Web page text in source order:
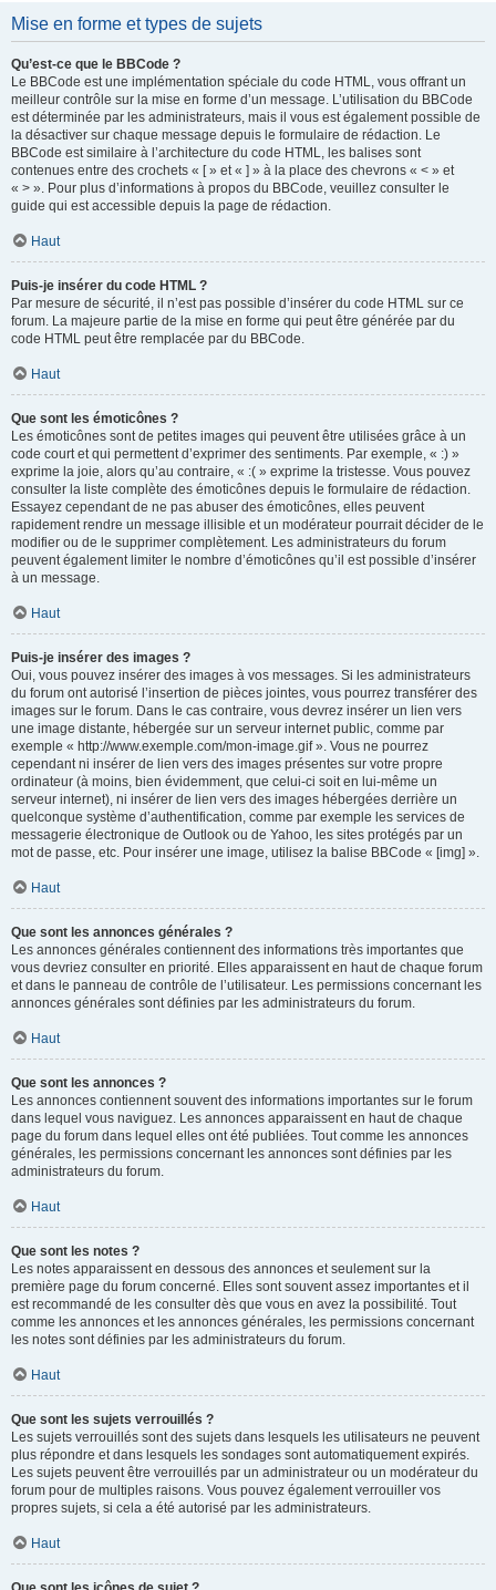
Mise en forme et types de sujets
Qu’est-ce que le BBCode ?
Le BBCode est une implémentation spéciale du code HTML, vous offrant un
meilleur contrôle sur la mise en forme d’un message. L’utilisation du BBCode
est déterminée par les administrateurs, mais il vous est également possible de
la désactiver sur chaque message depuis le formulaire de rédaction. Le
BBCode est similaire à l’architecture du code HTML, les balises sont
contenues entre des crochets « [ » et « ] » à la place des chevrons « < » et
« > ». Pour plus d’informations à propos du BBCode, veuillez consulter le
guide qui est accessible depuis la page de rédaction.
Haut
Puis-je insérer du code HTML ?
Par mesure de sécurité, il n’est pas possible d’insérer du code HTML sur ce
forum. La majeure partie de la mise en forme qui peut être générée par du
code HTML peut être remplacée par du BBCode.
Haut
Que sont les émoticônes ?
Les émoticônes sont de petites images qui peuvent être utilisées grâce à un
code court et qui permettent d’exprimer des sentiments. Par exemple, « :) »
exprime la joie, alors qu’au contraire, « :( » exprime la tristesse. Vous pouvez
consulter la liste complète des émoticônes depuis le formulaire de rédaction.
Essayez cependant de ne pas abuser des émoticônes, elles peuvent
rapidement rendre un message illisible et un modérateur pourrait décider de le
modifier ou de le supprimer complètement. Les administrateurs du forum
peuvent également limiter le nombre d’émoticônes qu’il est possible d’insérer
à un message.
Haut
Puis-je insérer des images ?
Oui, vous pouvez insérer des images à vos messages. Si les administrateurs
du forum ont autorisé l’insertion de pièces jointes, vous pourrez transférer des
images sur le forum. Dans le cas contraire, vous devrez insérer un lien vers
une image distante, hébergée sur un serveur internet public, comme par
exemple « http://www.exemple.com/mon-image.gif ». Vous ne pourrez
cependant ni insérer de lien vers des images présentes sur votre propre
ordinateur (à moins, bien évidemment, que celui-ci soit en lui-même un
serveur internet), ni insérer de lien vers des images hébergées derrière un
quelconque système d’authentification, comme par exemple les services de
messagerie électronique de Outlook ou de Yahoo, les sites protégés par un
mot de passe, etc. Pour insérer une image, utilisez la balise BBCode « [img] ».
Haut
Que sont les annonces générales ?
Les annonces générales contiennent des informations très importantes que
vous devriez consulter en priorité. Elles apparaissent en haut de chaque forum
et dans le panneau de contrôle de l’utilisateur. Les permissions concernant les
annonces générales sont définies par les administrateurs du forum.
Haut
Que sont les annonces ?
Les annonces contiennent souvent des informations importantes sur le forum
dans lequel vous naviguez. Les annonces apparaissent en haut de chaque
page du forum dans lequel elles ont été publiées. Tout comme les annonces
générales, les permissions concernant les annonces sont définies par les
administrateurs du forum.
Haut
Que sont les notes ?
Les notes apparaissent en dessous des annonces et seulement sur la
première page du forum concerné. Elles sont souvent assez importantes et il
est recommandé de les consulter dès que vous en avez la possibilité. Tout
comme les annonces et les annonces générales, les permissions concernant
les notes sont définies par les administrateurs du forum.
Haut
Que sont les sujets verrouillés ?
Les sujets verrouillés sont des sujets dans lesquels les utilisateurs ne peuvent
plus répondre et dans lesquels les sondages sont automatiquement expirés.
Les sujets peuvent être verrouillés par un administrateur ou un modérateur du
forum pour de multiples raisons. Vous pouvez également verrouiller vos
propres sujets, si cela a été autorisé par les administrateurs.
Haut